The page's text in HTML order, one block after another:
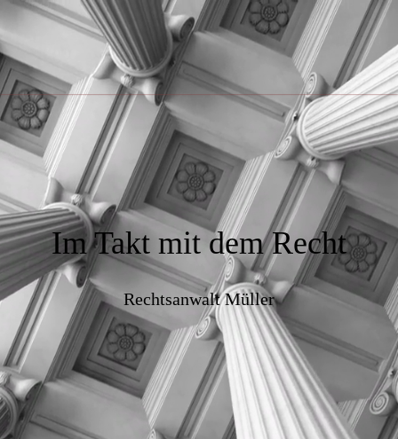
Im Takt mit dem Recht
Rechtsanwalt Müller